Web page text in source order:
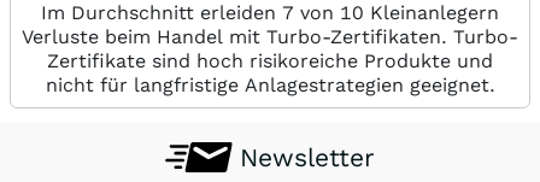
Im Durchschnitt erleiden 7 von 10 Kleinanlegern
Verluste beim Handel mit Turbo-Zertifikaten. Turbo-
Zertifikate sind hoch risikoreiche Produkte und
nicht für langfristige Anlagestrategien geeignet.
Newsletter